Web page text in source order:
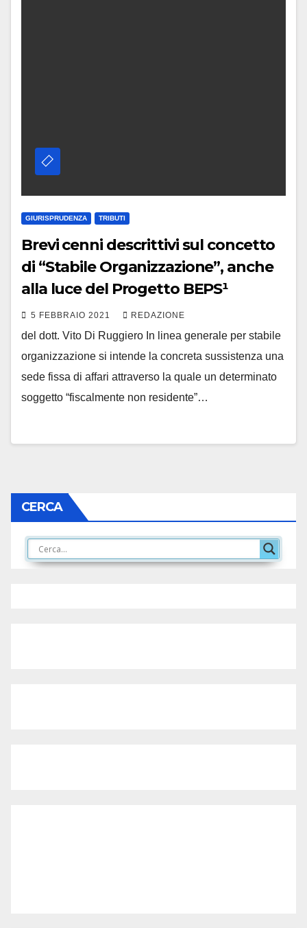
GIURISPRUDENZA TRIBUTI
Brevi cenni descrittivi sul concetto
di “Stabile Organizzazione”, anche
alla luce del Progetto BEPS¹
5 FEBBRAIO 2021 REDAZIONE
del dott. Vito Di Ruggiero In linea generale per stabile
organizzazione si intende la concreta sussistenza una
sede fissa di affari attraverso la quale un determinato
soggetto “fiscalmente non residente”…
CERCA